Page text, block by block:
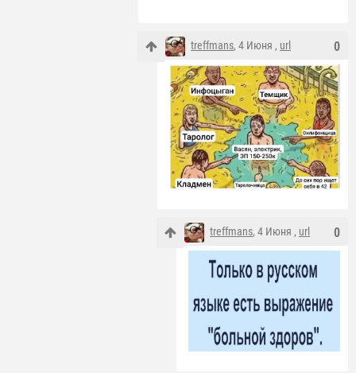
0
treffmans, 4 Июня , url
0
treffmans, 4 Июня , url